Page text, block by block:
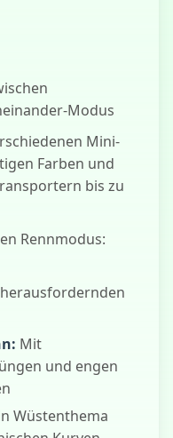
Modus
Mini-
Farben und
bis zu
Rennmodus:
Mit
und engen
Wüstenthema